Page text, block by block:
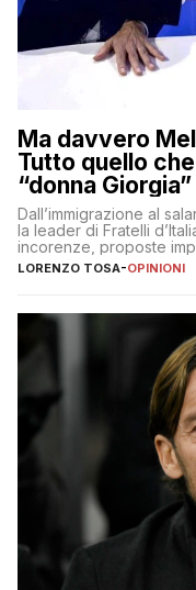
Ma davvero
Tutto quello
“donna
Dall’immigrazione al
la leader di Fratelli
incorenze, proposte
nessuno – a destra
LORENZO TOSA-OPINIONI